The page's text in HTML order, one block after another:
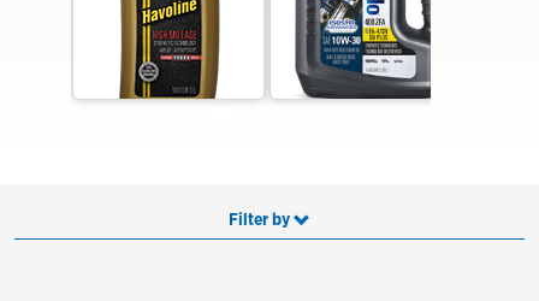
Filter by